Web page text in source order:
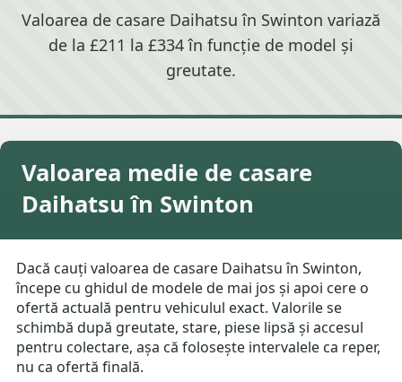
Valoarea de casare Daihatsu în Swinton variază
de la £211 la £334 în funcție de model și
greutate.
Valoarea medie de casare
Daihatsu în Swinton
Dacă cauți valoarea de casare Daihatsu în Swinton,
începe cu ghidul de modele de mai jos și apoi cere o
ofertă actuală pentru vehiculul exact. Valorile se
schimbă după greutate, stare, piese lipsă și accesul
pentru colectare, așa că folosește intervalele ca reper,
nu ca ofertă finală.